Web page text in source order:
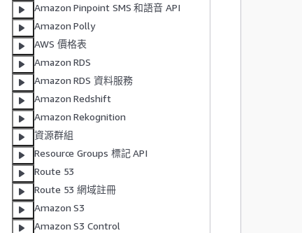
Amazon Pinpoint SMS 和語音 API
Amazon Polly
AWS 價格表
Amazon RDS
Amazon RDS 資料服務
Amazon Redshift
Amazon Rekognition
資源群組
Resource Groups 標記 API
Route 53
Route 53 網域註冊
Amazon S3
Amazon S3 Control